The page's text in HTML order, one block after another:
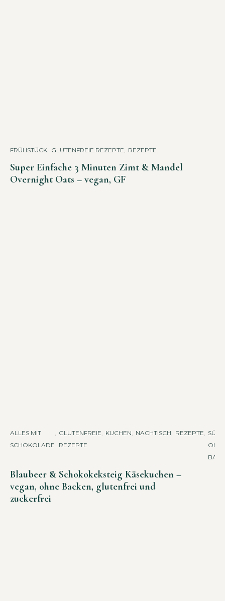
FRÜHSTÜCK, GLUTENFREIE REZEPTE, REZEPTE
Super Einfache 3 Minuten Zimt & Mandel
Overnight Oats – vegan, GF
ALLES MIT
SCHOKOLADE
GLUTENFREIE
REZEPTE
KUCHEN NACHTISCH REZEPTE
HNE
Blaubeer & Schokokeksteig Käsekuchen –
vegan, ohne Backen, glutenfrei und
zuckerfrei